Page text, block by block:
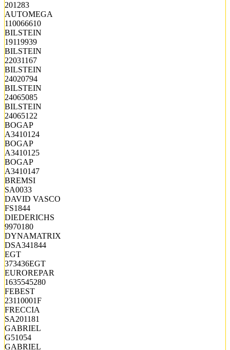
201283
AUTOMEGA
110066610
BILSTEIN
19119939
BILSTEIN
22031167
BILSTEIN
24020794
BILSTEIN
24065085
BILSTEIN
24065122
BOGAP
A3410124
BOGAP
A3410125
BOGAP
A3410147
BREMSI
SA0033
DAVID VASCO
FS1844
DIEDERICHS
9970180
DYNAMATRIX
DSA341844
EGT
373436EGT
EUROREPAR
1635545280
FEBEST
23110001F
FRECCIA
SA201181
GABRIEL
G51054
GABRIEL